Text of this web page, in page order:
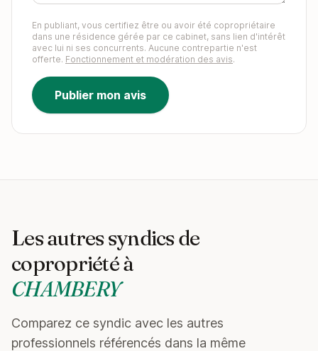
En publiant, vous certifiez être ou avoir été copropriétaire
dans une résidence gérée par ce cabinet, sans lien d'intérêt
avec lui ni ses concurrents. Aucune contrepartie n'est
offerte. Fonctionnement et modération des avis.
Publier mon avis
Les autres syndics de
copropriété à
CHAMBERY
Comparez ce syndic avec les autres
professionnels référencés dans la même